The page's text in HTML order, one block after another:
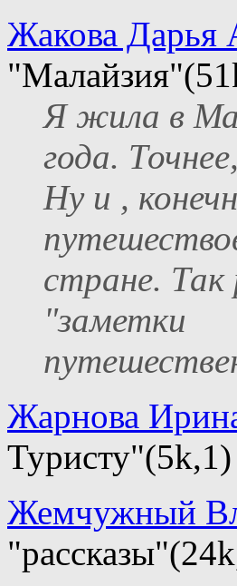
Жакова Дарья
Я жила в
года.
Ну и ,
стране. Так
"заметки
Жарнова
Туристу"(5k,1)
Жемчужный